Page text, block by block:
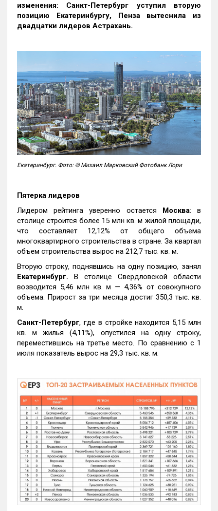
изменения: Санкт-Петербург уступил вторую
позицию Екатеринбургу, Пенза вытеснила из
двадцатки лидеров Астрахань.
Екатеринбург. Фото: © Михаил Марковский Фотобанк Лори
Пятерка лидеров
Лидером рейтинга уверенно остается Москва: в
столице строится более 15 млн кв. м жилой площади,
что составляет 12,12% от общего объема
многоквартирного строительства в стране. За квартал
объем строительства вырос на 212,7 тыс. кв. м.
Вторую строку, поднявшись на одну позицию, занял
Екатеринбург. В столице Свердловской области
возводится 5,46 млн кв. м — 4,36% от совокупного
объема. Прирост за три месяца достиг 350,3 тыс. кв.
м.
Санкт-Петербург, где в стройке находится 5,15 млн
кв. м жилья (4,11%), опустился на одну строку,
переместившись на третье место. По сравнению с 1
июля показатель вырос на 29,3 тыс. кв. м.